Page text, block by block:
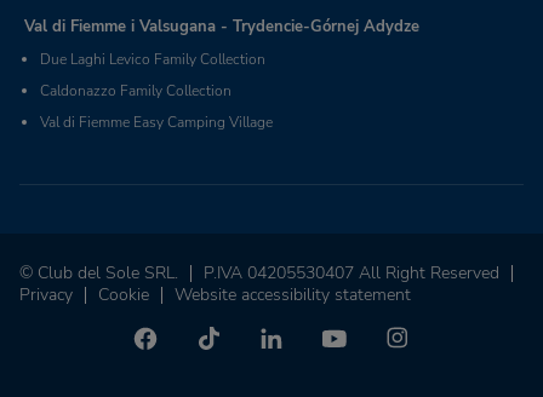
Val di Fiemme i Valsugana - Trydencie-Górnej Adydze
Due Laghi Levico Family Collection
Caldonazzo Family Collection
Val di Fiemme Easy Camping Village
© Club del Sole SRL.
P.IVA 04205530407 All Right Reserved
Privacy
Cookie Website accessibility statement